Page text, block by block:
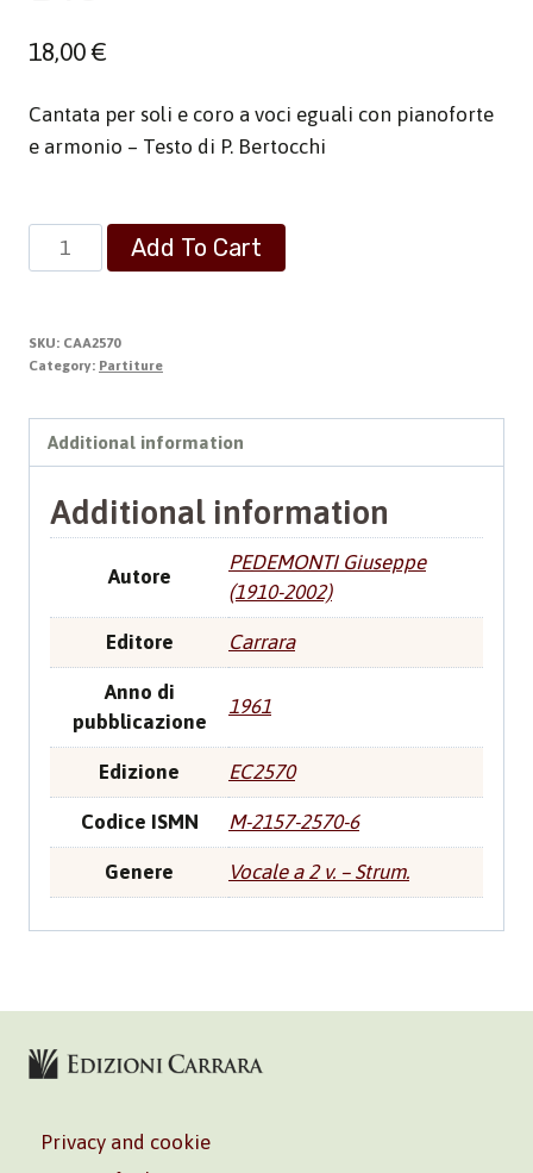
18,00€
Cantata per soli e coro a voci eguali con pianoforte
e armonio – Testo di P. Bertocchi
Cantico
all’uomo
Dio
quantity
Add To Cart
SKU: CAA2570
Category: Partiture
Additional information
Additional information
Autore
PEDEMONTI Giuseppe
(1910-2002)
Editore Carrara
Anno di
pubblicazione
1961
Edizione EC2570
Codice ISMN M-2157-2570-6
Genere Vocale a 2 v. – Strum.
Privacy and cookie